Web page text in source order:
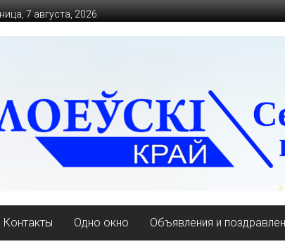
7 августа, 2026
Контакты Одно окно Объявления и